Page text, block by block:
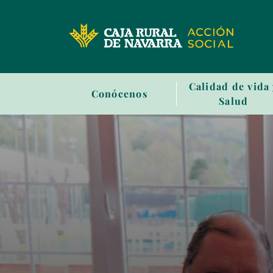
de
prensa
Conócenos
Calidad de vida
Salud